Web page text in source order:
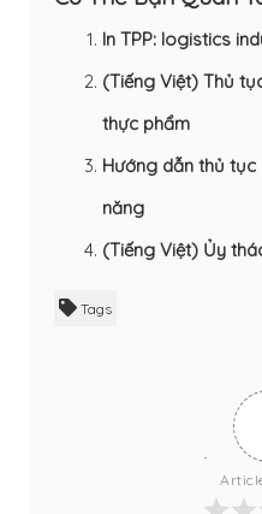
In TPP: logistics
(Tiếng Việt) Thủ
thực phẩm
Hướng dẫn thủ
năng
(Tiếng Việt) Ủy
Tags